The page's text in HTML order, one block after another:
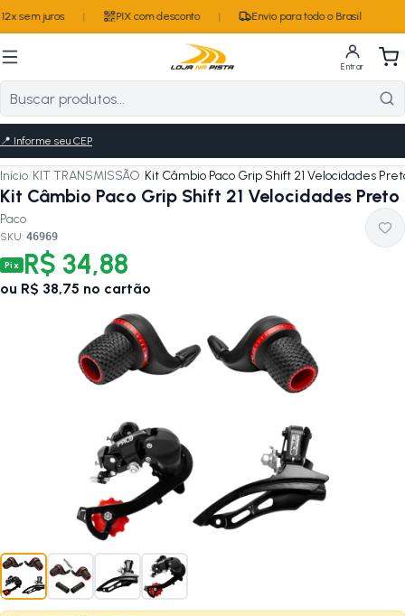
sem juros PIX com desconto Envio para todo o Brasil
Entrar
📍 Informe seu CEP
Início/KIT TRANSMISSÃO/Kit Câmbio Paco Grip Shift 21 Velocidades
Kit Câmbio Paco Grip Shift 21 Velocidades Preto
Paco
SKU: 46969
Pix R$ 34,88
ou R$ 38,75 no cartão